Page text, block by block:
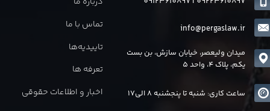
تماس با ما
تاییدیه‌ها
تعرفه ها
اخبار و اطلاعات حقوقی
info@pergaslaw.ir
میدان ولیعصر، خیابان سازش، بن بست
یکم، پلاک 4، واحد 5
ساعت کاری: شنبه تا پنجشنبه 8 الی17